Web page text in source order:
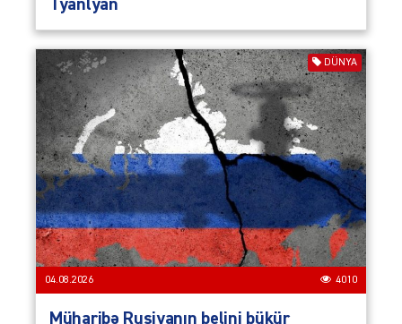
Tyanlyan
DÜNYA
04.08.2026 4010
Müharibə Rusiyanın belini bükür